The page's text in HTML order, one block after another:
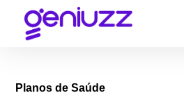
Planos de Saúde